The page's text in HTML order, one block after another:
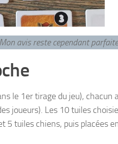
avis reste cependant
le 1er tirage du jeu), chacun
joueurs). Les 10 tuiles
tuiles chiens, puis placées